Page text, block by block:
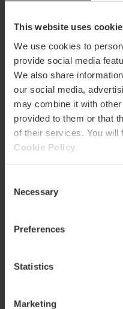
This website uses
We use cookies to
provide social media
We also share
our social media,
may combine it with
provided to them or that
of their services. You will
Cookie Policy
Selection
Necessary
Preferences
Statistics
Marketing
Häufig
gestellte
Fragen
VTC kaufen
València